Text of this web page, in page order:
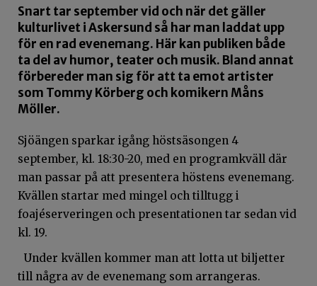
Snart tar september vid och när det gäller
kulturlivet i Askersund så har man laddat upp
för en rad evenemang. Här kan publiken både
ta del av humor, teater och musik. Bland annat
förbereder man sig för att ta emot artister
som Tommy Körberg och komikern Måns
Möller.
Sjöängen sparkar igång höstsäsongen 4
september, kl. 18:30-20, med en programkväll där
man passar på att presentera höstens evenemang.
Kvällen startar med mingel och tilltugg i
foajéserveringen och presentationen tar sedan vid
kl. 19.
Under kvällen kommer man att lotta ut biljetter
till några av de evenemang som arrangeras.